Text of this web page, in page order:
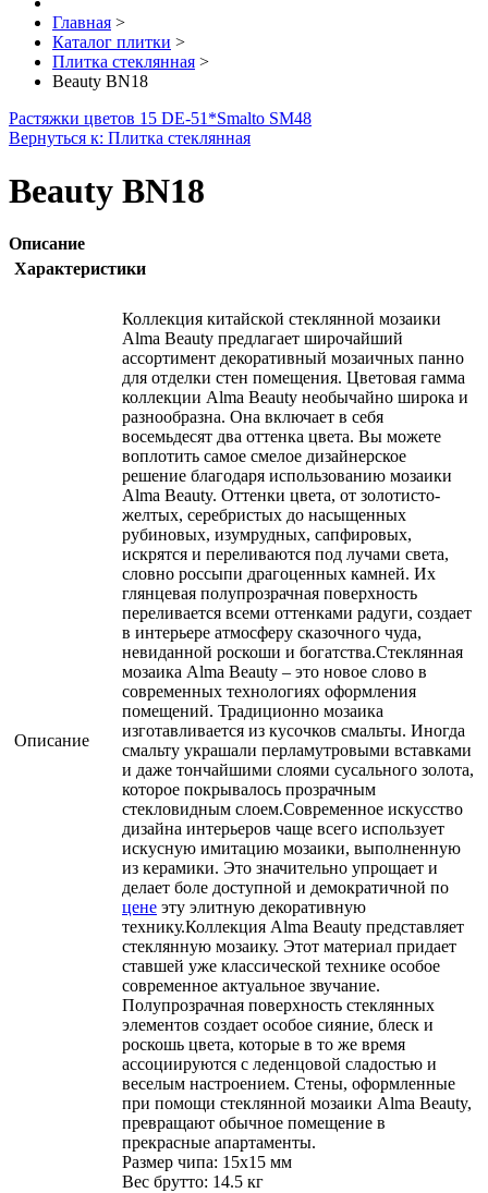
Главная >
Каталог плитки >
Плитка стеклянная >
Beauty BN18
Растяжки цветов 15 DE-51*Smalto SM48
Вернуться к: Плитка стеклянная
Beauty BN18
Описание
Характеристики
Описание
Коллекция китайской стеклянной мозаики
Alma Beauty предлагает широчайший
ассортимент декоративный мозаичных панно
для отделки стен помещения. Цветовая гамма
коллекции Alma Beauty необычайно широка и
разнообразна. Она включает в себя
восемьдесят два оттенка цвета. Вы можете
воплотить самое смелое дизайнерское
решение благодаря использованию мозаики
Alma Beauty. Оттенки цвета, от золотисто-
желтых, серебристых до насыщенных
рубиновых, изумрудных, сапфировых,
искрятся и переливаются под лучами света,
словно россыпи драгоценных камней. Их
глянцевая полупрозрачная поверхность
переливается всеми оттенками радуги, создает
в интерьере атмосферу сказочного чуда,
невиданной роскоши и богатства.Стеклянная
мозаика Alma Beauty – это новое слово в
современных технологиях оформления
помещений. Традиционно мозаика
изготавливается из кусочков смальты. Иногда
смальту украшали перламутровыми вставками
и даже тончайшими слоями сусального золота,
которое покрывалось прозрачным
стекловидным слоем.Современное искусство
дизайна интерьеров чаще всего использует
искусную имитацию мозаики, выполненную
из керамики. Это значительно упрощает и
делает боле доступной и демократичной по
цене эту элитную декоративную
технику.Коллекция Alma Beauty представляет
стеклянную мозаику. Этот материал придает
ставшей уже классической технике особое
современное актуальное звучание.
Полупрозрачная поверхность стеклянных
элементов создает особое сияние, блеск и
роскошь цвета, которые в то же время
ассоциируются с леденцовой сладостью и
веселым настроением. Стены, оформленные
при помощи стеклянной мозаики Alma Beauty,
превращают обычное помещение в
прекрасные апартаменты.
Размер чипа: 15x15 мм
Вес брутто: 14.5 кг